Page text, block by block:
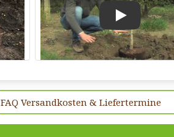
Play
FAQ Versandkosten & Liefertermine